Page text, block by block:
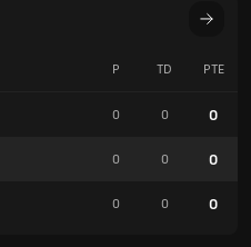
P TD PTE
0 0 0
0 0 0
0 0 0